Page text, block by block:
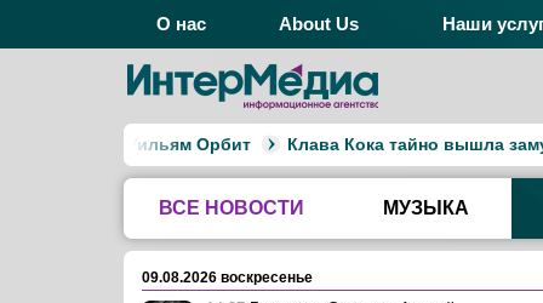
О нас About Us Наши
и Blur Уильям Орбит Клава Кока тайно вышла замуж за
ВСЕ НОВОСТИ МУЗЫКА
09.08.2026 воскресенье